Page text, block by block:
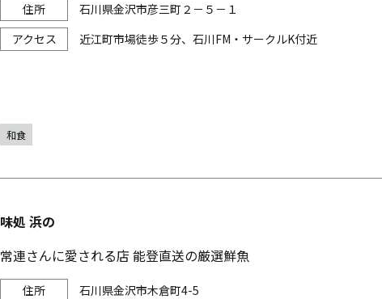
石川県金沢市彦三町２－５－１
近江町市場徒歩５分、石川FM・サークルK付近
和食
味処 浜の
常連さんに愛される店 能登直送の厳選鮮魚
石川県金沢市木倉町4-5